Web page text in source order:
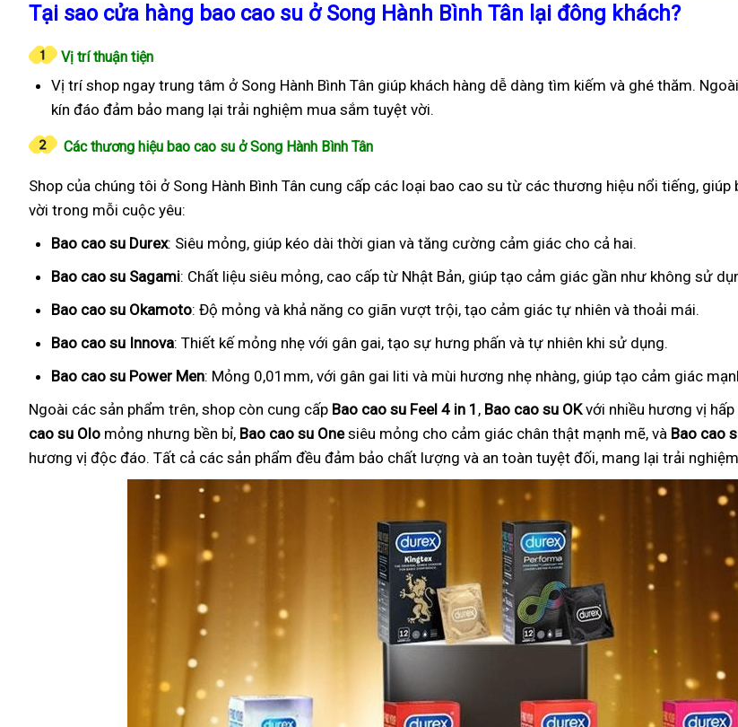
Tại sao cửa hàng bao cao su ở Song Hành Bình Tân lại đông khách?
Vị trí thuận tiện
Vị trí shop ngay trung tâm ở Song Hành Bình Tân giúp khách hàng dễ dàng tìm kiếm và ghé thăm.
kín đáo đảm bảo mang lại trải nghiệm mua sắm tuyệt vời.
Các thương hiệu bao cao su ở Song Hành Bình Tân
Shop của chúng tôi ở Song Hành Bình Tân cung cấp các loại bao cao su từ các thương hiệu nổi tiếng,
vời trong mỗi cuộc yêu:
Bao cao su Durex: Siêu mỏng, giúp kéo dài thời gian và tăng cường cảm giác cho cả hai.
Bao cao su Sagami: Chất liệu siêu mỏng, cao cấp từ Nhật Bản, giúp tạo cảm giác gần như không sử
Bao cao su Okamoto: Độ mỏng và khả năng co giãn vượt trội, tạo cảm giác tự nhiên và thoải mái.
Bao cao su Innova: Thiết kế mỏng nhẹ với gân gai, tạo sự hưng phấn và tự nhiên khi sử dụng.
Bao cao su Power Men: Mỏng 0,01mm, với gân gai liti và mùi hương nhẹ nhàng, giúp tạo cảm giác
Ngoài các sản phẩm trên, shop còn cung cấp Bao cao su Feel 4 in 1 , Bao cao su OKvới nhiều hương vị hấp
cao su Olo mỏng nhưng bền bỉ, Bao cao su Onesiêu mỏng cho cảm giác chân thật mạnh mẽ, và Bao cao
hương vị độc đáo. Tất cả các sản phẩm đều đảm bảo chất lượng và an toàn tuyệt đối, mang lại trải